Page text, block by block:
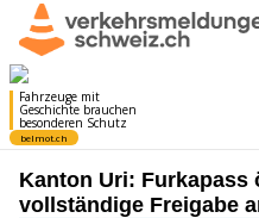
Kanton Uri: Furkapass
vollständige Freigabe